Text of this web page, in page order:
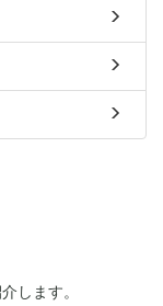
します。